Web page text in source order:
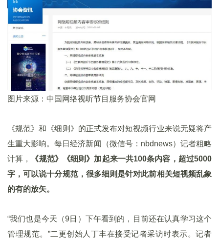
图片来源：中国网络视听节目服务协会官网
《规范》和《细则》的正式发布对短视频行业来说无疑将产
生重大影响。每日经济新闻（微信号：nbdnews）记者粗略
计算，
《规范》《细则》加起来一共100条内容，超过5000
字，可以说十分规范，很多细则是针对此前相关短视频乱象
的有的放矢。
“我们也是今天（9日）下午看到的，目前还在认真学习这个
管理规范。”二更创始人丁丰在接受记者采访时表示。记者